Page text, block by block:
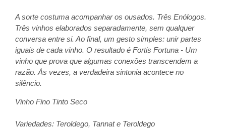
A sorte costuma acompanhar os ousados. Três Enólogos.
Três vinhos elaborados separadamente, sem qualquer
conversa entre si. Ao final, um gesto simples: unir partes
iguais de cada vinho. O resultado é Fortis Fortuna - Um
vinho que prova que algumas conexões transcendem a
razão. Às vezes, a verdadeira sintonia acontece no
silêncio.
Vinho Fino Tinto Seco
Variedades: Teroldego, Tannat e Teroldego